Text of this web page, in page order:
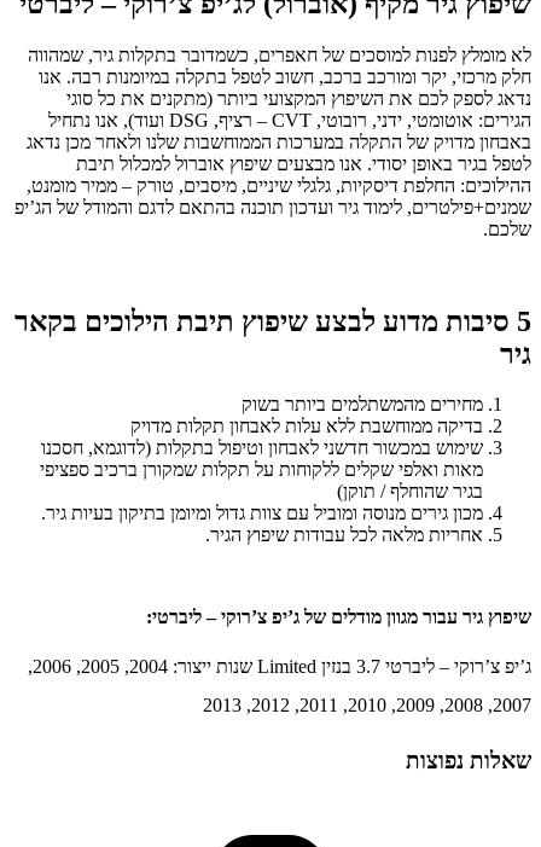
לא מומלץ לפנות למוסכים של חאפרים, כשמדובר בתקלות גיר, שמהווה
חלק מרכזי, יקר ומורכב ברכב, חשוב לטפל בתקלה במיומנות רבה. אנו
נדאג לספק לכם את השיפוץ המקצועי ביותר (מתקנים את כל סוגי
הגירים: אוטומטי, ידני, רובוטי, CVT – רציף, DSG ועוד), אנו נתחיל
באבחון מדויק של התקלה במערכות הממוחשבות שלנו ולאחר מכן נדאג
לטפל בגיר באופן יסודי. אנו מבצעים שיפוץ אוברול למכלול תיבת
ההילוכים: החלפת דיסקיות, גלגלי שיניים, מיסבים, טורק – ממיר מומנט,
שמנים+פילטרים, לימוד גיר ועדכון תוכנה בהתאם לדגם והמודל של הג’יפ
שלכם.
5 סיבות מדוע לבצע שיפוץ תיבת הילוכים בקאר
גיר
מחירים מהמשתלמים ביותר בשוק
בדיקה ממוחשבת ללא עלות לאבחון תקלות מדויק
שימוש במכשור חדשני לאבחון וטיפול בתקלות (לדוגמא, חסכנו
מאות ואלפי שקלים ללקוחות על תקלות שמקורן ברכיב ספציפי
בגיר שהוחלף / תוקן)
מכון גירים מנוסה ומוביל עם צוות גדול ומיומן בתיקון בעיות גיר.
אחריות מלאה לכל עבודות שיפוץ הגיר.
שיפוץ גיר עבור מגוון מודלים של ג’יפ צ’רוקי – ליברטי:
ג’יפ צ’רוקי – ליברטי 3.7 בנזין Limited שנות ייצור: 2004, 2005, 2006,
2007, 2008, 2009, 2010, 2011, 2012, 2013
שאלות נפוצות